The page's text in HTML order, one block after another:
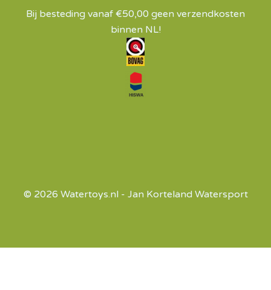
Bij besteding vanaf €50,00 geen verzendkosten
binnen NL!
© 2026 Watertoys.nl - Jan Korteland Watersport